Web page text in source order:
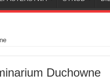
Duchowne